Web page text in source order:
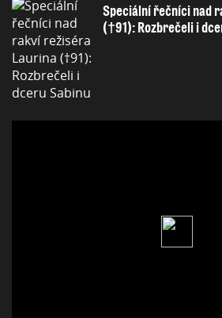
Speciální řečníci nad
(†91): Rozbrečeli i